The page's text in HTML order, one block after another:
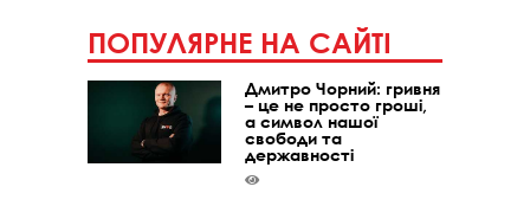
ПОПУЛЯРНЕ НА САЙТІ
Дмитро Чорний: гривня
– це не просто гроші,
а символ нашої
свободи та
державності